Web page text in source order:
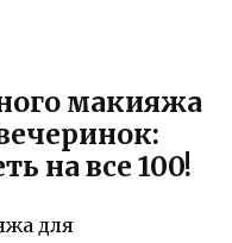
макияжа
на все 100!
для